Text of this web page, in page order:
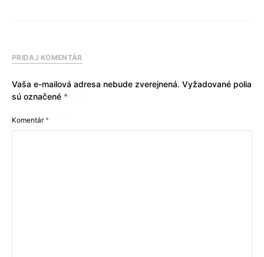
PRIDAJ KOMENTÁR
Vaša e-mailová adresa nebude zverejnená. Vyžadované polia
sú označené *
Komentár*